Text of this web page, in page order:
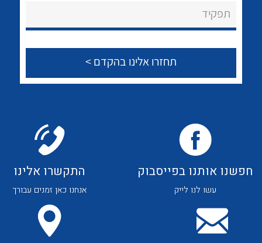
צור קשר
לכל מוצרי היצרן לכל מוצרי היצרן
תפקיד
חפשנו אותנו בפייסבוק
עשו לנו לייק
התקשרו אלינו
אנחנו כאן זמנים עבורך